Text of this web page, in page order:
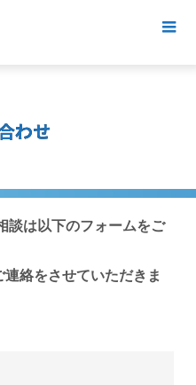
わせ
談は以下のフォームをご
絡をさせていただきま